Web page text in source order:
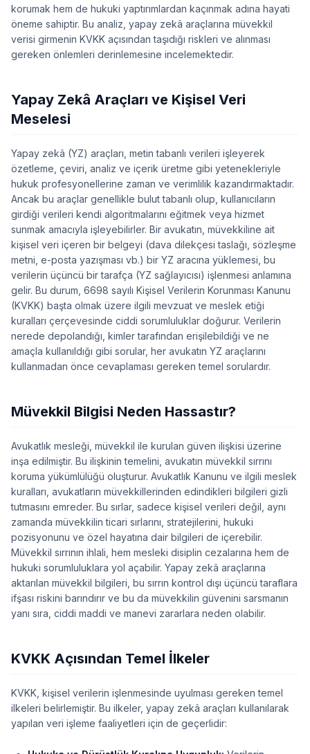
korumak hem de hukuki yaptırımlardan kaçınmak adına hayati
öneme sahiptir. Bu analiz, yapay zekâ araçlarına müvekkil
verisi girmenin KVKK açısından taşıdığı riskleri ve alınması
gereken önlemleri derinlemesine incelemektedir.
Yapay Zekâ Araçları ve Kişisel Veri
Meselesi
Yapay zekâ (YZ) araçları, metin tabanlı verileri işleyerek
özetleme, çeviri, analiz ve içerik üretme gibi yetenekleriyle
hukuk profesyonellerine zaman ve verimlilik kazandırmaktadır.
Ancak bu araçlar genellikle bulut tabanlı olup, kullanıcıların
girdiği verileri kendi algoritmalarını eğitmek veya hizmet
sunmak amacıyla işleyebilirler. Bir avukatın, müvekkiline ait
kişisel veri içeren bir belgeyi (dava dilekçesi taslağı, sözleşme
metni, e-posta yazışması vb.) bir YZ aracına yüklemesi, bu
verilerin üçüncü bir tarafça (YZ sağlayıcısı) işlenmesi anlamına
gelir. Bu durum, 6698 sayılı Kişisel Verilerin Korunması Kanunu
(KVKK) başta olmak üzere ilgili mevzuat ve meslek etiği
kuralları çerçevesinde ciddi sorumluluklar doğurur. Verilerin
nerede depolandığı, kimler tarafından erişilebildiği ve ne
amaçla kullanıldığı gibi sorular, her avukatın YZ araçlarını
kullanmadan önce cevaplaması gereken temel sorulardır.
Müvekkil Bilgisi Neden Hassastır?
Avukatlık mesleği, müvekkil ile kurulan güven ilişkisi üzerine
inşa edilmiştir. Bu ilişkinin temelini, avukatın müvekkil sırrını
koruma yükümlülüğü oluşturur. Avukatlık Kanunu ve ilgili meslek
kuralları, avukatların müvekkillerinden edindikleri bilgileri gizli
tutmasını emreder. Bu sırlar, sadece kişisel verileri değil, aynı
zamanda müvekkilin ticari sırlarını, stratejilerini, hukuki
pozisyonunu ve özel hayatına dair bilgileri de içerebilir.
Müvekkil sırrının ihlali, hem mesleki disiplin cezalarına hem de
hukuki sorumluluklara yol açabilir. Yapay zekâ araçlarına
aktarılan müvekkil bilgileri, bu sırrın kontrol dışı üçüncü taraflara
ifşası riskini barındırır ve bu da müvekkilin güvenini sarsmanın
yanı sıra, ciddi maddi ve manevi zararlara neden olabilir.
KVKK Açısından Temel İlkeler
KVKK, kişisel verilerin işlenmesinde uyulması gereken temel
ilkeleri belirlemiştir. Bu ilkeler, yapay zekâ araçları kullanılarak
yapılan veri işleme faaliyetleri için de geçerlidir: